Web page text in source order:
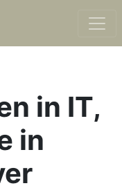
in IT,
in